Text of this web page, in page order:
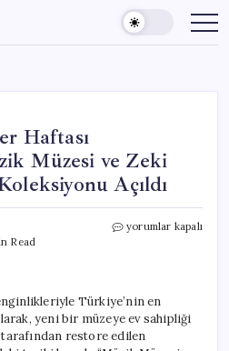
Haftası
Müzesi ve Zeki
Açıldı
Read
Edirne’de
Müzesi
ve
Zeki
yorumlar kapalı
Türkiye’nin en
yeni bir müzeye ev sahipliği
restore edilen